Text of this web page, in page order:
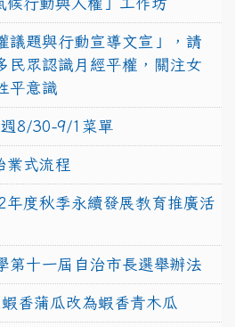
議題與行動宣導文宣」，請
民眾認識月經平權，關注女
平意識
8/30-9/1菜單
業式流程
度秋季永續發展教育推廣活
第十一屆自治市長選舉辦法
香蒲瓜改為蝦香青木瓜